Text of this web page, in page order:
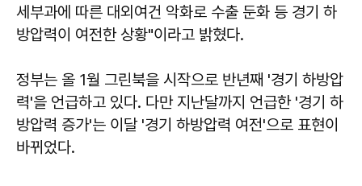
세부과에 따른 대외여건 악화로 수출 둔화 등 경기 하
방압력이 여전한 상황"이라고 밝혔다.
정부는 올 1월 그린북을 시작으로 반년째 '경기 하방압
력'을 언급하고 있다. 다만 지난달까지 언급한 '경기 하
방압력 증가'는 이달 '경기 하방압력 여전'으로 표현이
바뀌었다.